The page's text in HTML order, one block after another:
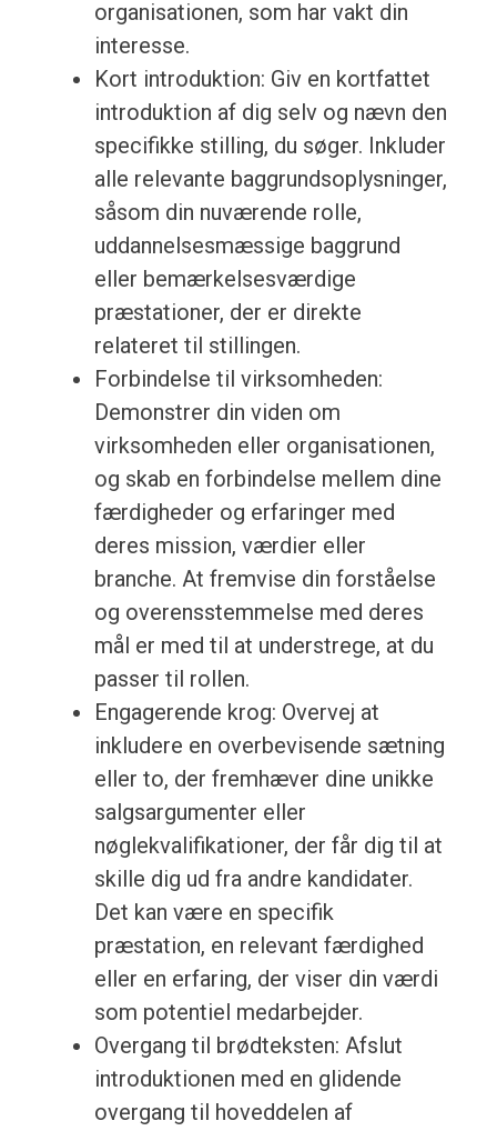
organisationen, som har vakt din
interesse.
Kort introduktion: Giv en kortfattet
introduktion af dig selv og nævn den
specifikke stilling, du søger. Inkluder
alle relevante baggrundsoplysninger,
såsom din nuværende rolle,
uddannelsesmæssige baggrund
eller bemærkelsesværdige
præstationer, der er direkte
relateret til stillingen.
Forbindelse til virksomheden:
Demonstrer din viden om
virksomheden eller organisationen,
og skab en forbindelse mellem dine
færdigheder og erfaringer med
deres mission, værdier eller
branche. At fremvise din forståelse
og overensstemmelse med deres
mål er med til at understrege, at du
passer til rollen.
Engagerende krog: Overvej at
inkludere en overbevisende sætning
eller to, der fremhæver dine unikke
salgsargumenter eller
nøglekvalifikationer, der får dig til at
skille dig ud fra andre kandidater.
Det kan være en specifik
præstation, en relevant færdighed
eller en erfaring, der viser din værdi
som potentiel medarbejder.
Overgang til brødteksten: Afslut
introduktionen med en glidende
overgang til hoveddelen af